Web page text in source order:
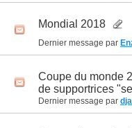
Mondial 2018
Dernier message par
Coupe du monde
de supportrices
Dernier message par